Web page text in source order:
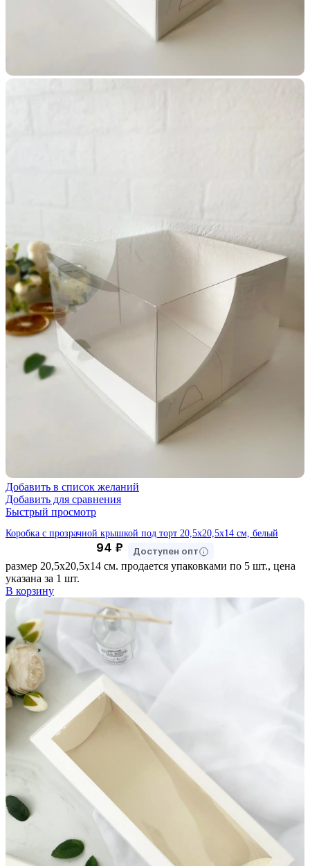
Добавить в список желаний
Добавить для сравнения
Быстрый просмотр
Коробка с прозрачной крышкой под торт 20,5х20,5х14 см, белый
94 ₽ Доступен опт
размер 20,5х20,5х14 см. продается упаковками по 5 шт., цена
указана за 1 шт.
В корзину